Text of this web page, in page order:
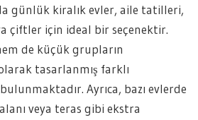
günlük kiralık evler, aile tatilleri,
çiftler için ideal bir seçenektir.
de küçük grupların
tasarlanmış farklı
Ayrıca, bazı evlerde
veya teras gibi ekstra